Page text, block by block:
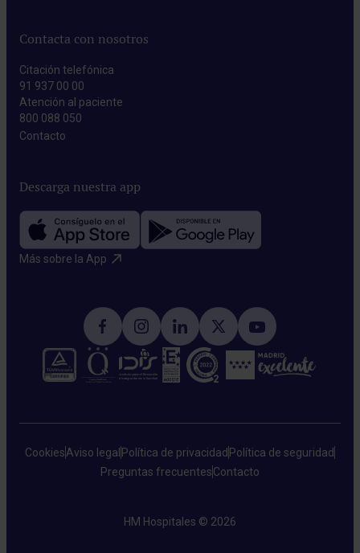
Contacta con nosotros
Citación telefónica
91 937 00 00
Atención al paciente
800 088 050
Contacto​
Descarga nuestra app
Más sobre la App​
CookiesAviso legal Política de privacidad Política de seguridad
Preguntas frecuentesContacto
HM Hospitales © 2026